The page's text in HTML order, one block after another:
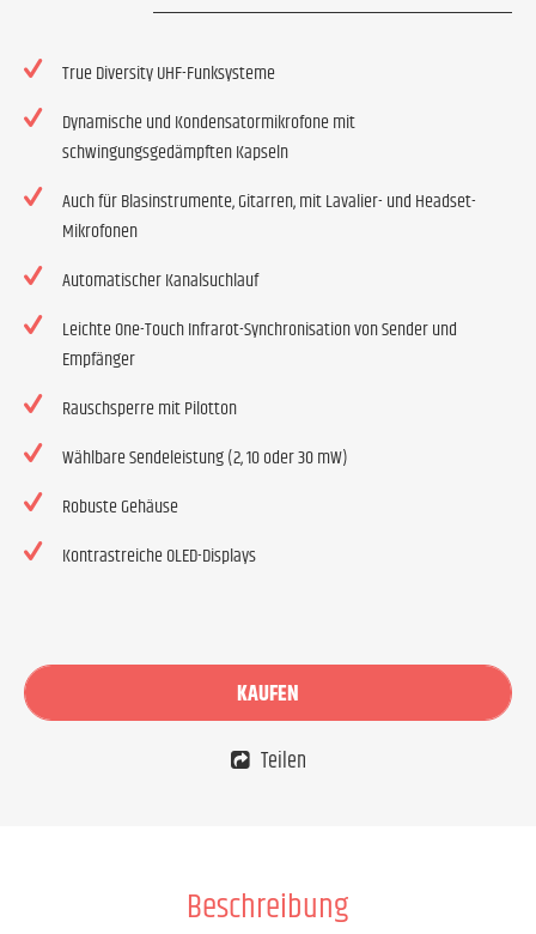
True Diversity UHF-Funksysteme
Dynamische und Kondensatormikrofone mit
schwingungsgedämpften Kapseln
Auch für Blasinstrumente, Gitarren, mit Lavalier- und Headset-
Mikrofonen
Automatischer Kanalsuchlauf
Leichte One-Touch Infrarot-Synchronisation von Sender und
Empfänger
Rauschsperre mit Pilotton
Wählbare Sendeleistung (2, 10 oder 30 mW)
Robuste Gehäuse
Kontrastreiche OLED-Displays
KAUFEN
Teilen
Beschreibung